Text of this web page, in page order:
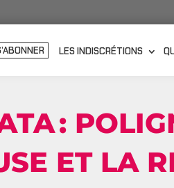
LES INDISCRÉTIONS
:
ET LA